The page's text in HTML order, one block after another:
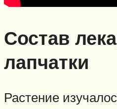
Состав
лапчатки
Растение